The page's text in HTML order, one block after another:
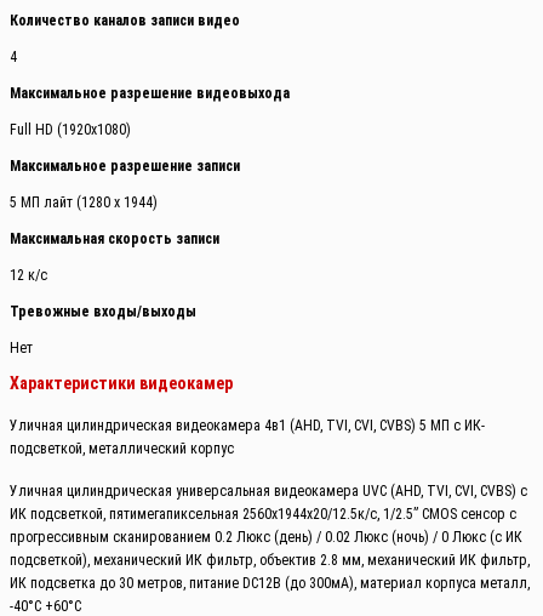
Количество каналов записи видео
4
Максимальное разрешение видеовыхода
Full HD (1920x1080)
Максимальное разрешение записи
5 МП лайт (1280 x 1944)
Максимальная скорость записи
12 к/с
Тревожные входы/выходы
Нет
Характеристики видеокамер
Уличная цилиндрическая видеокамера 4в1 (AHD, TVI, CVI, CVBS) 5 МП с ИК-
подсветкой, металлический корпус
Уличная цилиндрическая универсальная видеокамера UVC (AHD, TVI, CVI, CVBS) с
ИК подсветкой, пятимегапиксельная 2560x1944х20/12.5к/с, 1/2.5” CMOS сенсор c
прогрессивным сканированием 0.2 Люкс (день) / 0.02 Люкс (ночь) / 0 Люкс (с ИК
подсветкой), механический ИК фильтр, объектив 2.8 мм, механический ИК фильтр,
ИК подсветка до 30 метров, питание DC12В (до 300мА), материал корпуса металл,
-40°С +60°С